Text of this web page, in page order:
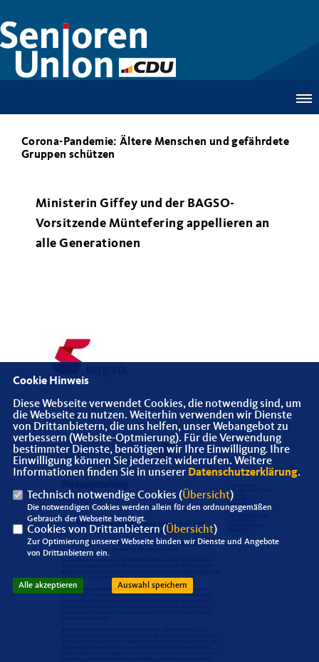
Corona-Pandemie: Ältere Menschen und gefährdete
Gruppen schützen
Ministerin Giffey und der BAGSO-
Vorsitzende Müntefering appellieren an
alle Generationen
Cookie Hinweis
Diese Webseite verwendet Cookies, die notwendig sind, um
die Webseite zu nutzen. Weiterhin verwenden wir Dienste
von Drittanbietern, die uns helfen, unser Webangebot zu
verbessern (Website-Optmierung). Für die Verwendung
bestimmter Dienste, benötigen wir Ihre Einwilligung. Ihre
Einwilligung können Sie jederzeit widerrufen. Weitere
Informationen finden Sie in unserer Datenschutzerklärung.
Technisch notwendige Cookies (Übersicht)
Die notwendigen Cookies werden allein für den ordnungsgemäßen
Gebrauch der Webseite benötigt.
Cookies von Drittanbietern (Übersicht)
Zur Optimierung unserer Webseite binden wir Dienste und Angebote
von Drittanbietern ein.
Alle akzeptieren Auswahl speichern